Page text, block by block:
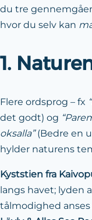
du tre
hvor du selv kan
1.
Flere ordsprog – fx
det godt) og
oksalla”(Bedre en
hylder naturens
Kyststien fra
langs havet; lyden
tålmodighed